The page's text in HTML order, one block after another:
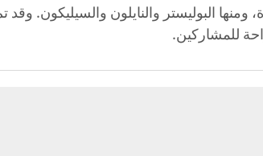
البوليستر والنايلون والسيليكون. وقد
للمشاركين.